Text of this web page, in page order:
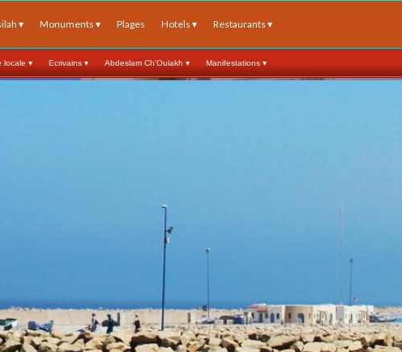
locale ▾ Ecrivains ▾ Abdeslam Ch'Ouiakh ▾ Manifestations ▾
▾ Monuments ▾ Plages Hotels ▾ Restaurants ▾